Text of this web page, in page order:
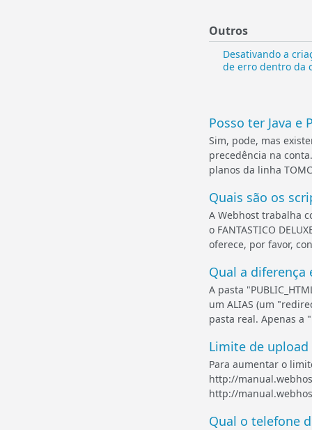
Outros
Desativando a
de erro dentro da
Posso ter Java e
Sim, pode, mas
precedência na
planos da linha
Quais são os
A Webhost trabalha
o FANTASTICO
oferece, por favor,
Qual a diferença
A pasta
um ALIAS (um
pasta real. Apenas a
Limite de upload
Para aumentar o
http://
http://
Qual o telefone